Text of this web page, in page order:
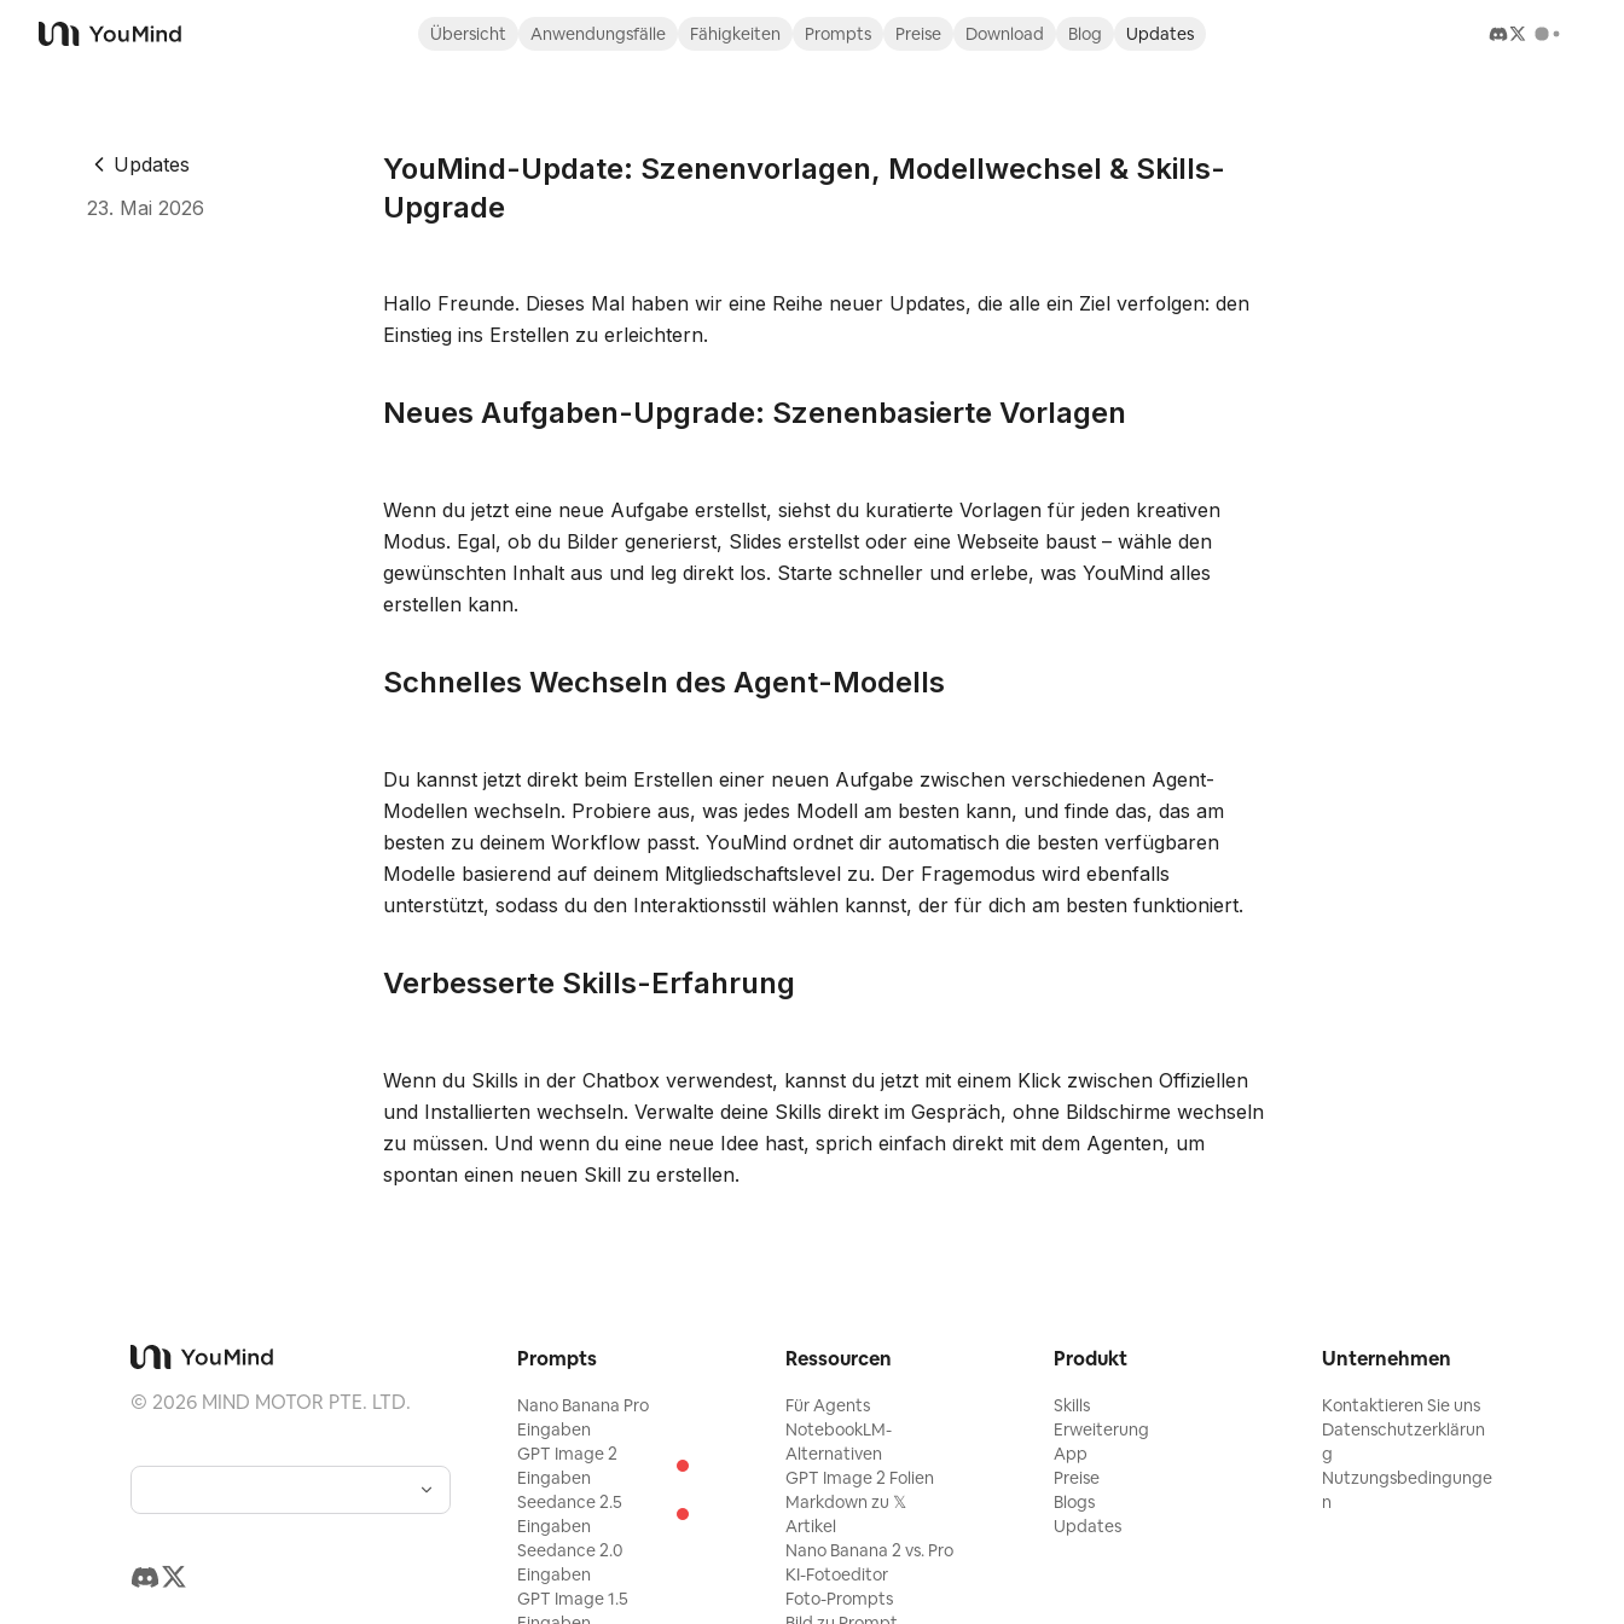
YouMind
Übersicht Anwendungsfälle Fähigkeiten Prompts Preise Download Blog Updates
Updates
23. Mai 2026
YouMind-Update: Szenenvorlagen, Modellwechsel & Skills-
Upgrade
Hallo Freunde. Dieses Mal haben wir eine Reihe neuer Updates, die alle ein Ziel verfolgen: den
Einstieg ins Erstellen zu erleichtern.
Neues Aufgaben-Upgrade: Szenenbasierte Vorlagen
Wenn du jetzt eine neue Aufgabe erstellst, siehst du kuratierte Vorlagen für jeden kreativen
Modus. Egal, ob du Bilder generierst, Slides erstellst oder eine Webseite baust – wähle den
gewünschten Inhalt aus und leg direkt los. Starte schneller und erlebe, was YouMind alles
erstellen kann.
Schnelles Wechseln des Agent-Modells
Du kannst jetzt direkt beim Erstellen einer neuen Aufgabe zwischen verschiedenen Agent-
Modellen wechseln. Probiere aus, was jedes Modell am besten kann, und finde das, das am
besten zu deinem Workflow passt. YouMind ordnet dir automatisch die besten verfügbaren
Modelle basierend auf deinem Mitgliedschaftslevel zu. Der Fragemodus wird ebenfalls
unterstützt, sodass du den Interaktionsstil wählen kannst, der für dich am besten funktioniert.
Verbesserte Skills-Erfahrung
Wenn du Skills in der Chatbox verwendest, kannst du jetzt mit einem Klick zwischen Offiziellen
und Installierten wechseln. Verwalte deine Skills direkt im Gespräch, ohne Bildschirme wechseln
zu müssen. Und wenn du eine neue Idee hast, sprich einfach direkt mit dem Agenten, um
spontan einen neuen Skill zu erstellen.
© 2026MIND MOTOR PTE. LTD.
Prompts
Nano Banana Pro
Eingaben
GPT Image 2
Eingaben
Seedance 2.5
Eingaben
Seedance 2.0
Eingaben
GPT Image 1.5
Ressourcen
Für Agents
NotebookLM-
Alternativen
GPT Image 2 Folien
Markdown zu 𝕏
Artikel
Nano Banana 2 vs. Pro
KI-Fotoeditor
Foto-Prompts
Produkt
Skills
Erweiterung
App
Preise
Blogs
Updates
Unternehmen
Kontaktieren Sie uns
Datenschutzerklärun
g
Nutzungsbedingunge
n